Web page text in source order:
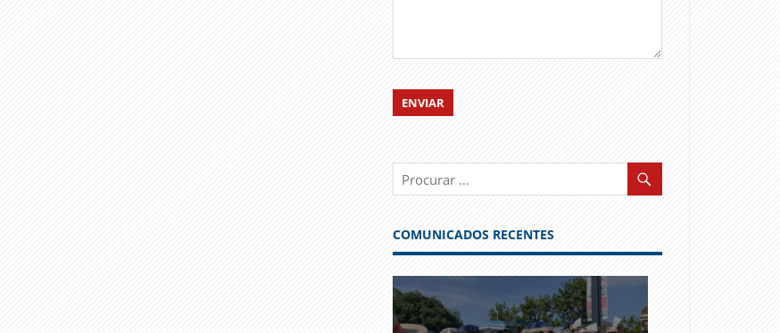
COMUNICADOS RECENTES